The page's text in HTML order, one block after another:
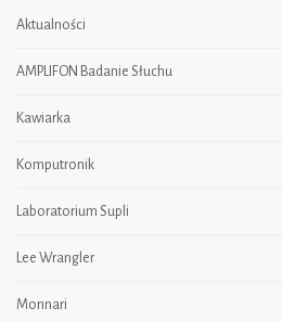
Aktualności
AMPLIFON Badanie Słuchu
Kawiarka
Komputronik
Laboratorium Supli
Lee Wrangler
Monnari